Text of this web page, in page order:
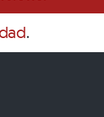
.